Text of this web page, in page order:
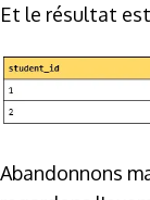
Et le résultat
Abandonnons